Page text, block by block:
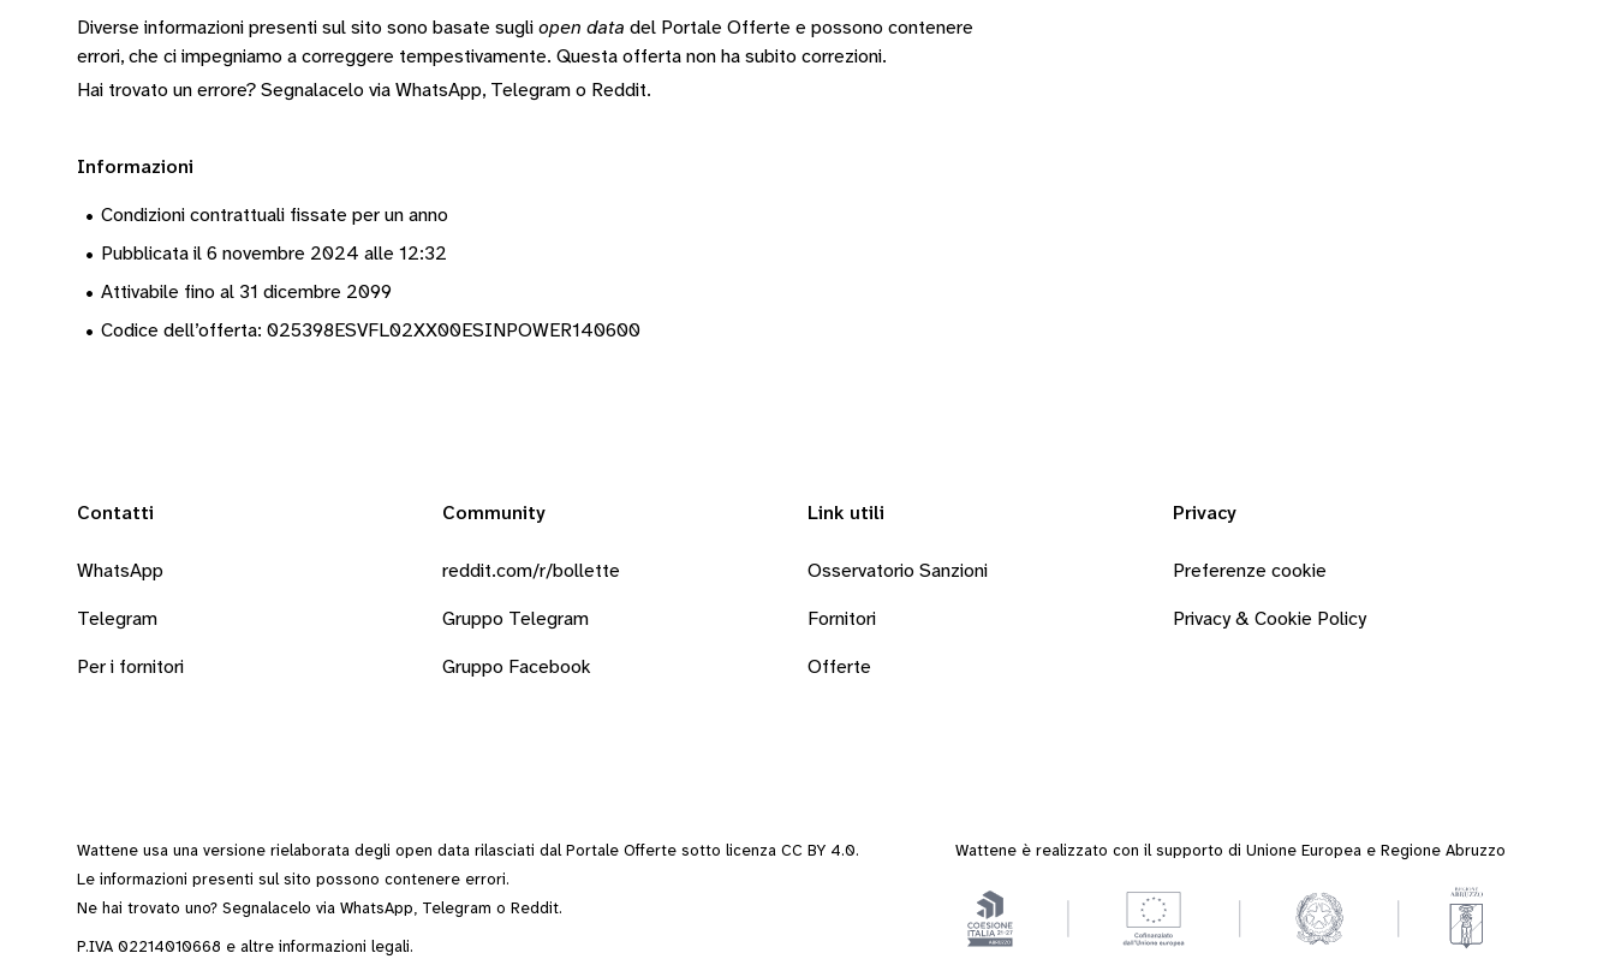
Diverse informazioni presenti sul sito sono basate sugli open data del Portale Offerte e possono contenere
errori, che ci impegniamo a correggere tempestivamente. Questa offerta non ha subito correzioni.
Hai trovato un errore? Segnalacelo via WhatsApp, Telegram o Reddit.
Informazioni
• Condizioni contrattuali fissate per un anno
• Pubblicata il 6 novembre 2024 alle 12:32
• Attivabile fino al 31 dicembre 2099
• Codice dell’offerta: 025398ESVFL02XX00ESINPOWER140600
Contatti
WhatsApp
Telegram
Per i fornitori
Community
reddit.com/r/bollette
Gruppo Telegram
Gruppo Facebook
Link utili
Osservatorio Sanzioni
Fornitori
Offerte
Privacy
Preferenze cookie
Privacy & Cookie Policy
Wattene usa una versione rielaborata degli open data rilasciati dal Portale Offerte sotto licenza CC BY 4.0.
Le informazioni presenti sul sito possono contenere errori.
Ne hai trovato uno? Segnalacelo via WhatsApp, Telegram o Reddit.
P.IVA 02214010668 e altre informazioni legali.
Wattene è realizzato con il supporto di Unione Europea e Regione Abruzzo